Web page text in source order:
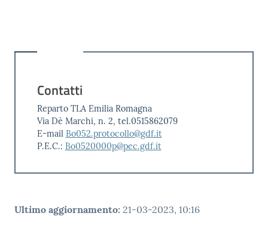
Contatti
Reparto TLA Emilia Romagna
Via Dè Marchi, n. 2, tel.0515862079
E-mail Bo052.protocollo@gdf.it
P.E.C.: Bo0520000p@pec.gdf.it
Ultimo aggiornamento: 21-03-2023, 10:16